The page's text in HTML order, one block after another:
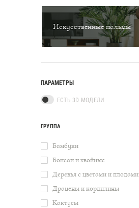
Искусственные пальмы
ПАРАМЕТРЫ
ЕСТЬ 3D МОДЕЛИ
ГРУППА
Бамбуки
Бонсаи и хвойные
Деревья с цветами и плодами
Драцены и кордилины
Кактусы